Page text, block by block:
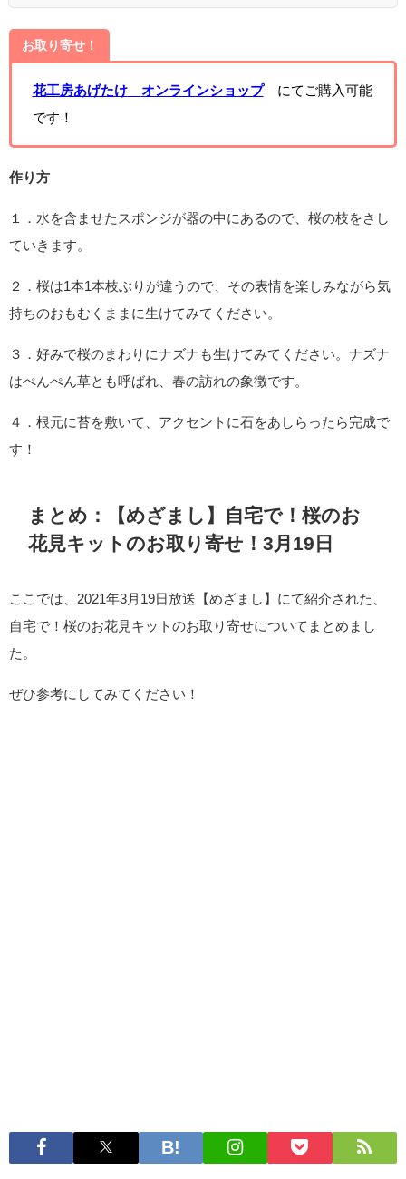
お取り寄せ！
花工房あげたけ オンラインショップにてご購入可能
です！
作り方
１．水を含ませたスポンジが器の中にあるので、桜の枝をさし
ていきます。
２．桜は1本1本枝ぶりが違うので、その表情を楽しみながら気
持ちのおもむくままに生けてみてください。
３．好みで桜のまわりにナズナも生けてみてください。ナズナ
はぺんぺん草とも呼ばれ、春の訪れの象徴です。
４．根元に苔を敷いて、アクセントに石をあしらったら完成で
す！
まとめ：【めざまし】自宅で！桜のお
花見キットのお取り寄せ！3月19日
ここでは、2021年3月19日放送【めざまし】にて紹介された、
自宅で！桜のお花見キットのお取り寄せについてまとめまし
た。
ぜひ参考にしてみてください！